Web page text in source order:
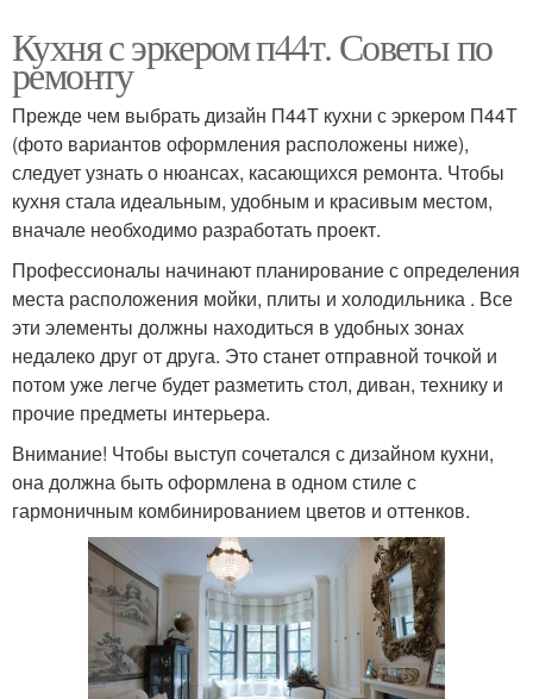
Кухня с эркером п44т. Советы по
ремонту
Прежде чем выбрать дизайн П44Т кухни с эркером П44Т
(фото вариантов оформления расположены ниже),
следует узнать о нюансах, касающихся ремонта. Чтобы
кухня стала идеальным, удобным и красивым местом,
вначале необходимо разработать проект.
Профессионалы начинают планирование с определения
места расположения мойки, плиты и холодильника . Все
эти элементы должны находиться в удобных зонах
недалеко друг от друга. Это станет отправной точкой и
потом уже легче будет разметить стол, диван, технику и
прочие предметы интерьера.
Внимание! Чтобы выступ сочетался с дизайном кухни,
она должна быть оформлена в одном стиле с
гармоничным комбинированием цветов и оттенков.